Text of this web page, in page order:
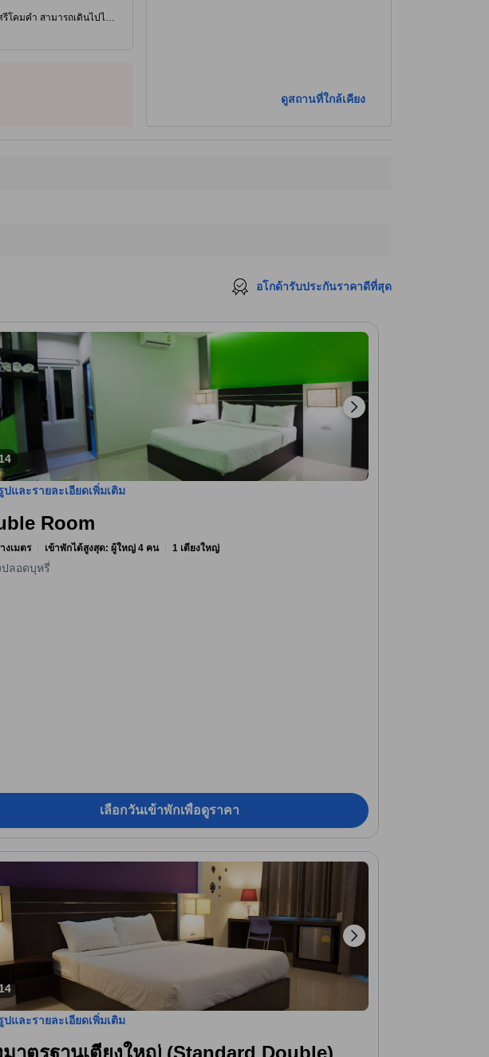
โคมคำ สามารถเดินไปได้
ะอาดห้องทุกวัน และมี
ดูสถานที่ใกล้เคียง
อโกด้ารับประกันราคาดีที่สุด
ปและรายละเอียดเพิ่มเติม
Room
งเมตร เข้าพักได้สูงสุด: ผู้ใหญ่ 4 คน 1 เตียงใหญ่
ปลอดบุหรี่
เลือกวันเข้าพักเพื่อดูราคา
ปและรายละเอียดเพิ่มเติม
าตรฐานเตียงใหญ่ (Standard Double)